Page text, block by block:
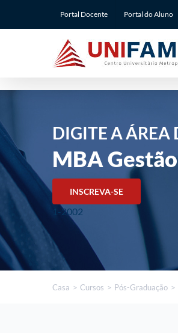
Portal Docente Portal do Aluno
DIGITE A ÁREA
MBA
INSCREVA-SE
1-2002
Casa Cursos Pós-Graduação